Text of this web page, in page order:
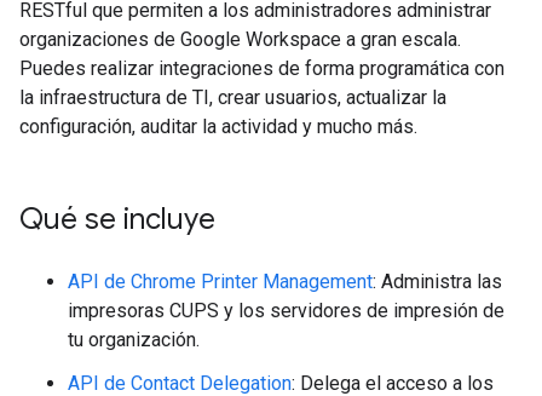
RESTful que permiten a los administradores administrar
organizaciones de Google Workspace a gran escala.
Puedes realizar integraciones de forma programática con
la infraestructura de TI, crear usuarios, actualizar la
configuración, auditar la actividad y mucho más.
Qué se incluye
API de Chrome Printer Management: Administra las
impresoras CUPS y los servidores de impresión de
tu organización.
API de Contact Delegation: Delega el acceso a los